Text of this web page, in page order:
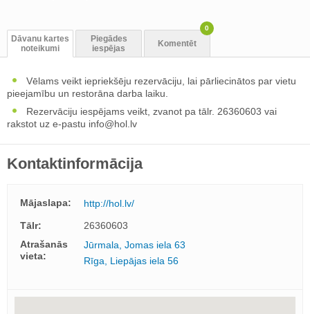
Dāvanu kartes
noteikumi
Piegādes
iespējas
Komentēt
0
Vēlams veikt iepriekšēju rezervāciju, lai pārliecinātos par vietu
pieejamību un restorāna darba laiku.
Rezervāciju iespējams veikt, zvanot pa tālr. 26360603 vai
rakstot uz e-pastu info@hol.lv
Kontaktinformācija
Mājaslapa:
http://hol.lv/
Tālr:
26360603
Atrašanās
vieta:
Jūrmala, Jomas iela 63
Rīga, Liepājas iela 56